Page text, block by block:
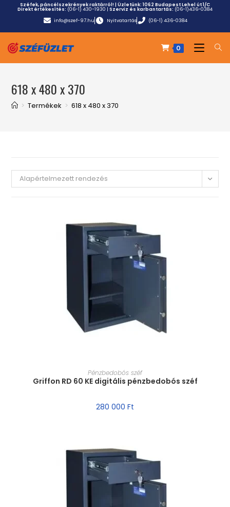
Széfek, páncélszekrények raktárról! | Üzletünk:1062 Budapest Lehel út 1/C
Direkt értékesítés: (06-1) 430-1930 | Szerviz és karbantartás: (06-1)436-0384
info@szef-97.hu
Nyitvatartás (06-1) 436-0384
0
618 x 480 x 370
> Termékek > 618 x 480 x 370
Alapértelmezett rendezés
MÉRET VÁLASZTÁSA
Pénzbedobós széf
Griffon RD 60 KE digitális pénzbedobós széf
280 000 Ft